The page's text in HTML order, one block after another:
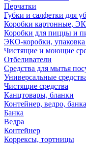
Перчатки
Губки и салфетки для
Коробки картонные,
Коробки для пиццы и
ЭКО-коробки, упаковка
Чистящие и моющие
Отбеливатели
Средства для мытья
Универсальные
Чистящие средства
Канцтовары, бланки
Контейнер, ведро, банка
Банка
Ведра
Контейнер
Коррексы, тортницы